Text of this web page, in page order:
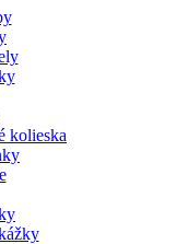
kolieska